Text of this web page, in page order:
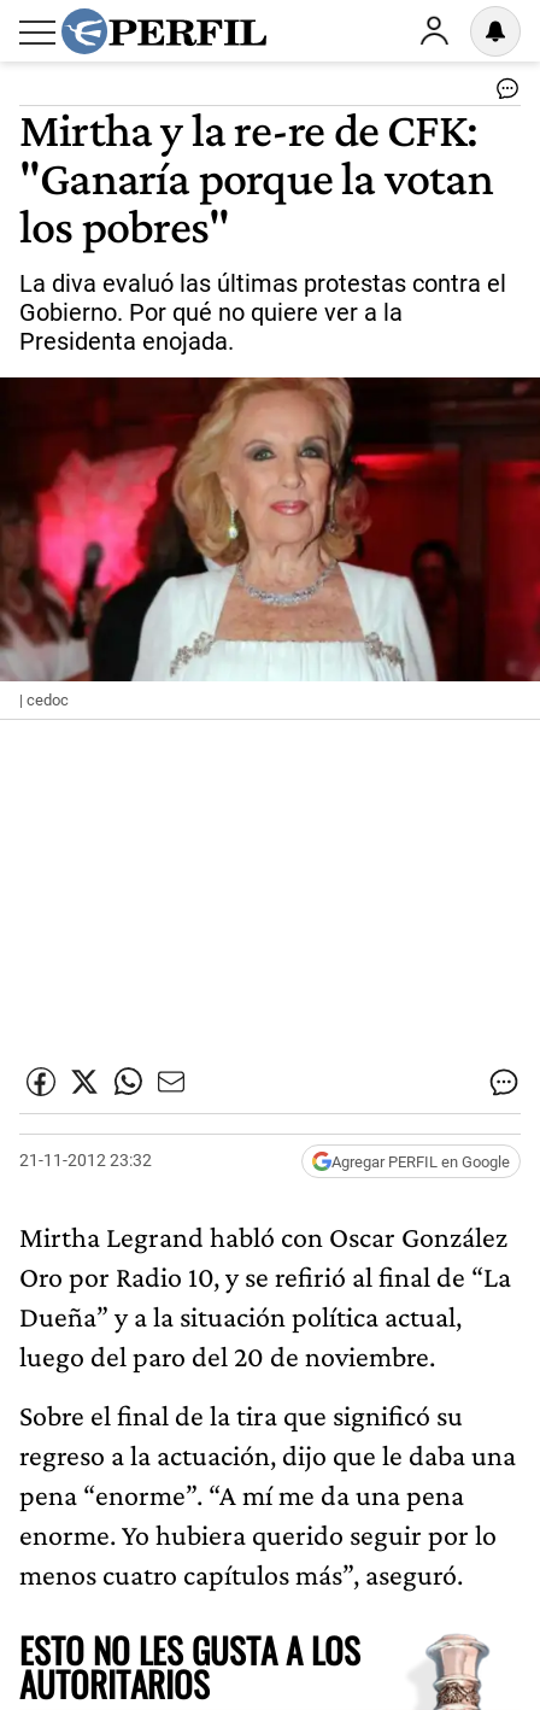
Mirtha y la re-re de CFK:
"Ganaría porque la votan
los pobres"
La diva evaluó las últimas protestas contra el
Gobierno. Por qué no quiere ver a la
Presidenta enojada.
| cedoc
21-11-2012 23:32 Agregar PERFIL en Google
Mirtha Legrand habló con Oscar González
Oro por Radio 10, y se refirió al final de “La
Dueña” y a la situación política actual,
luego del paro del 20 de noviembre.
Sobre el final de la tira que significó su
regreso a la actuación, dijo que le daba una
pena “enorme”. “A mí me da una pena
enorme. Yo hubiera querido seguir por lo
menos cuatro capítulos más”, aseguró.
ESTO NO LES GUSTA A LOS
AUTORITARIOS